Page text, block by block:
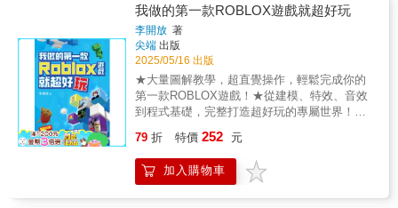
了解人工智慧處理的基礎知識。幫助讀者跟上
現今所處美麗新世界的AI步伐。●看故事學習：
生活化的故事，輔以親切有趣插畫，輕鬆就能
了解並學習AI 相關理論，幫助讀者解開許多這
個最新科技背後「魔法盒」的奧秘。●挑戰遊戲
練習題：每章後的習題，設計簡單，只要運用
四則運算題，即可輕鬆學會入門分類演算法和
模型訓練。書後並附所有習題的答案。●教導孩
子們AI的核心基礎：學習邏輯與批判思考，閱
式碼，即可清楚地帶領孩子們理解AI的核心邏
輯。●適合所有對人工智慧想了解的初學
者。 透過人人理解的有趣生活故事
我做的第一款ROBLOX遊戲就超好玩
李開放 著
尖端 出版
2025/05/16 出版
★大量圖解教學，超直覺操作，輕鬆完成你的
第一款ROBLOX遊戲！ ★從建模、特效、音效
到程式基礎，完整打造超好玩的專屬世界！ 本
到親手打造雪中小屋、櫻花樹、火堆與劍，本
書帶領讀者用最簡單的方法，完成人生第一款
屬於自己的ROBLOX遊戲。不只教建模與場景
79 折 特價 252 元
加入購物車